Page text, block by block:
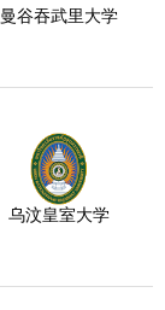
曼谷吞武里大学
乌汶皇室大学